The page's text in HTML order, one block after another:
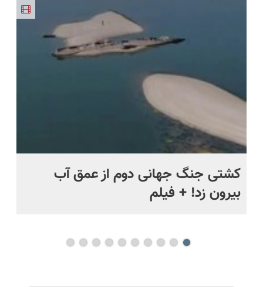
رایگان+پرداخت
اقساطی😍
و مقاوم |
پرداخت
قسطی
کشتی‌ جنگ جهانی دوم از عمق آب
بیرون زد! + فیلم